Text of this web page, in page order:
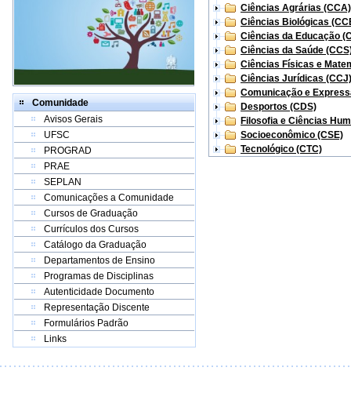
Comunidade
Avisos Gerais
UFSC
PROGRAD
PRAE
SEPLAN
Comunicações a Comunidade
Cursos de Graduação
Currículos dos Cursos
Catálogo da Graduação
Departamentos de Ensino
Programas de Disciplinas
Autenticidade Documento
Representação Discente
Formulários Padrão
Links
Ciências Agrárias (CCA)
Ciências Biológicas
Ciências da Educação
Ciências da Saúde
Ciências Físicas e
Ciências Jurídicas (CCJ)
Comunicação e
Desportos (CDS)
Filosofia e Ciências
Socioeconômico (CSE)
Tecnológico (CTC)